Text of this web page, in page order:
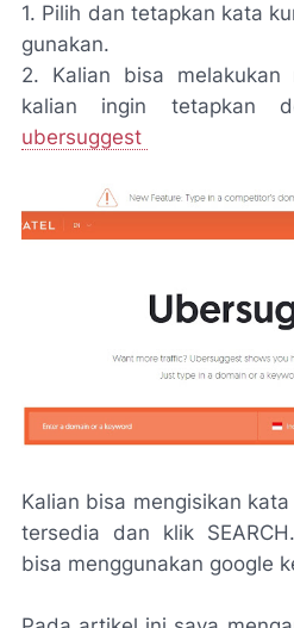
1. Pilih dan tetapkan kata
gunakan.
2. Kalian bisa
kalian ingin tetapkan
ubersuggest
Kalian bisa mengisikan
tersedia dan klik
bisa menggunakan google